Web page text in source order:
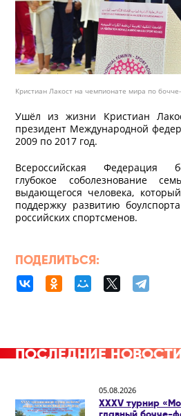
Кристиан Лакост на чемпионате мира по
Ушёл из жизни Кристиан
президент Международной
2009 по 2017 год.
Всероссийская Федерация
глубокое соболезнование
выдающегося человека,
поддержку развитию
российских спортсменов.
ПОДЕЛИТЬСЯ:
ПОСЛЕДНИЕ
05.08.2026
XXXV турнир